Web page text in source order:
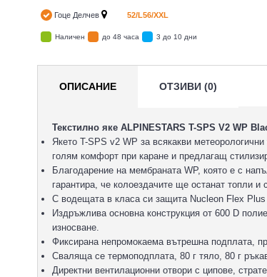
Гоце Делчев 52/L56/XXL
Наличен до 48 часа 3 до 10 дни
ОПИСАНИЕ ОТЗИВИ (0)
Текстилно яке ALPINESTARS T-SPS V2 WP
Якето T-SPS v2 WP за всякакви
голям комфорт при каране и предлагащ
Благодарение на мембраната WP, която е с
гарантира, че колоездачите ще останат топли
С водещата в класа си защита Nucleon Flex Plus
Издръжлива основна конструкция от 600 D
износване.
Фиксирана непромокаема вътрешна подплата,
Сваляща се термоподплата, 80 г тяло, 80 г
Директни вентилационни отвори с ципове,